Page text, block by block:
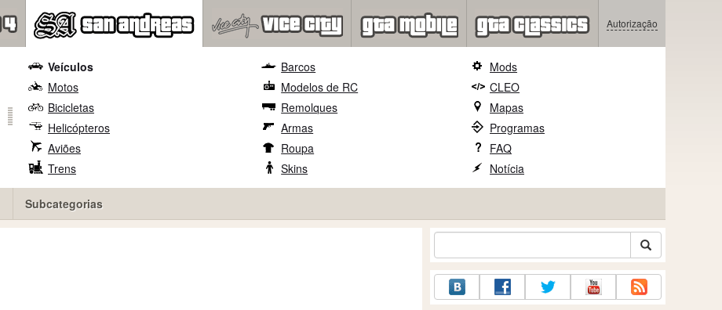
Autorização
Veículos
Motos
Bicicletas
Helicópteros
Aviões
Trens
Barcos
Modelos de RC
Remolques
Armas
Roupa
Skins
Mods
CLEO
Mapas
Programas
FAQ
Notícia
Subcategorias